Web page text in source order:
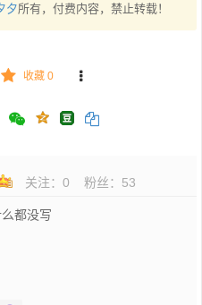
夕所有，付费内容，禁止转载！
收藏 0
关注： 0 粉丝： 53
都没写